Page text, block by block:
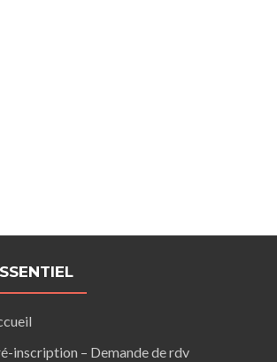
inscription – Demande de rdv